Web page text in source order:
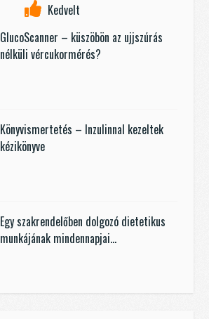
Kedvelt
GlucoScanner – küszöbön az ujjszúrás
nélküli vércukormérés?
Könyvismertetés – Inzulinnal kezeltek
kézikönyve
Egy szakrendelőben dolgozó dietetikus
munkájának mindennapjai…